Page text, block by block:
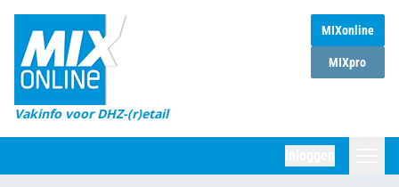
MIXonline
MIXpro
Vakinfo voor DHZ-(r)etail
Home
Magazines
DHZ Sessie